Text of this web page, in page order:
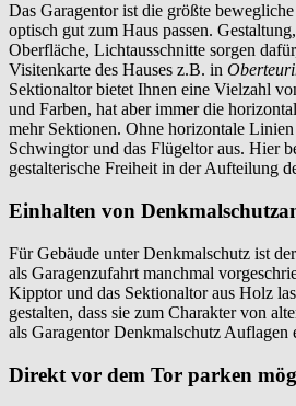
Das Garagentor ist die größte
optisch gut zum Haus passen.
Oberfläche, Lichtausschnitte sorgen
Visitenkarte des Hauses z.B. in
Sektionaltor bietet Ihnen eine Vielzahl
und Farben, hat aber immer die
mehr Sektionen. Ohne horizontale
Schwingtor und das Flügeltor aus. Hier
gestalterische Freiheit in der Aufteilung
Einhalten von
Für Gebäude unter Denkmalschutz ist
als Garagenzufahrt manchmal
Kipptor und das Sektionaltor aus Holz
gestalten, dass sie zum Charakter von
als Garagentor Denkmalschutz Auflagen
Direkt vor dem Tor parken